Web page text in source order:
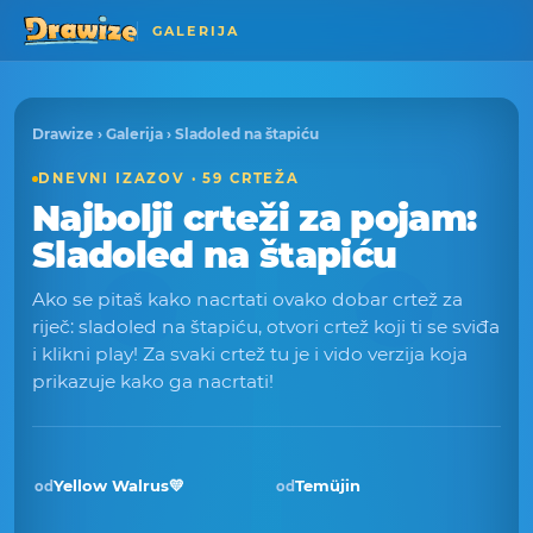
GALERIJA
Drawize › Galerija › Sladoled na štapiću
DNEVNI IZAZOV · 59 CRTEŽA
Najbolji crteži za pojam:
Sladoled na štapiću
Ako se pitaš kako nacrtati ovako dobar crtež za
riječ: sladoled na štapiću, otvori crtež koji ti se sviđa
i klikni play! Za svaki crtež tu je i vido verzija koja
prikazuje kako ga nacrtati!
Pobjednik · tra 2026
odYellow Walrus💛 odTemüjin